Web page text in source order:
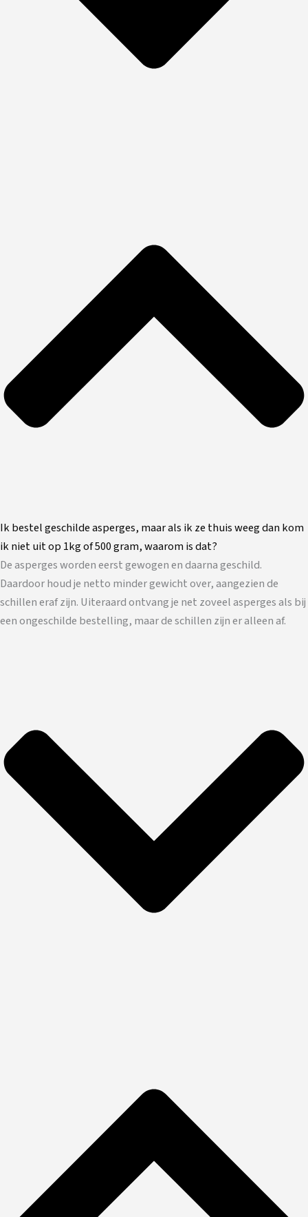
Ik bestel geschilde asperges, maar als ik ze thuis weeg dan kom
ik niet uit op 1kg of 500 gram, waarom is dat?
De asperges worden eerst gewogen en daarna geschild.
Daardoor houd je netto minder gewicht over, aangezien de
schillen eraf zijn. Uiteraard ontvang je net zoveel asperges als bij
een ongeschilde bestelling, maar de schillen zijn er alleen af.